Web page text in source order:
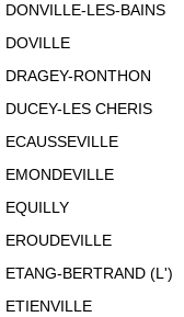
DONVILLE-LES-BAINS
DOVILLE
DRAGEY-RONTHON
DUCEY-LES CHERIS
ECAUSSEVILLE
EMONDEVILLE
EQUILLY
EROUDEVILLE
ETANG-BERTRAND (L')
ETIENVILLE